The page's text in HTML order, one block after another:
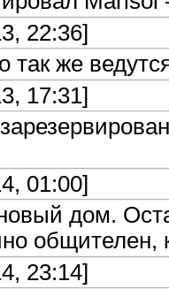
22:36]
так же
17:31]
01:00]
дом.
общителен,
23:14]